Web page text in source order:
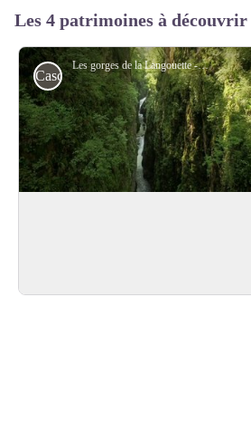
Les 4 patrimoines à découvrir
Les gorges de la Langouette - F. Jeanparis
Cascades